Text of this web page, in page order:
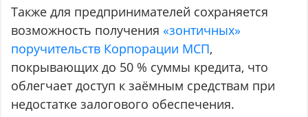
Также для предпринимателей сохраняется
возможность получения«зонтичных»
поручительств Корпорации МСП,
покрывающих до 50 % суммы кредита, что
облегчает доступ к заёмным средствам при
недостатке залогового обеспечения.